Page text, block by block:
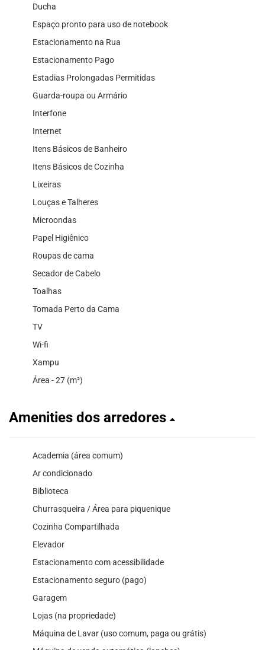
Ducha
Espaço pronto para uso de notebook
Estacionamento na Rua
Estacionamento Pago
Estadias Prolongadas Permitidas
Guarda-roupa ou Armário
Interfone
Internet
Itens Básicos de Banheiro
Itens Básicos de Cozinha
Lixeiras
Louças e Talheres
Microondas
Papel Higiênico
Roupas de cama
Secador de Cabelo
Toalhas
Tomada Perto da Cama
TV
Wi-fi
Xampu
Área - 27 (m²)
Amenities dos arredores
Academia (área comum)
Ar condicionado
Biblioteca
Churrasqueira / Área para piquenique
Cozinha Compartilhada
Elevador
Estacionamento com acessibilidade
Estacionamento seguro (pago)
Garagem
Lojas (na propriedade)
Máquina de Lavar (uso comum, paga ou grátis)